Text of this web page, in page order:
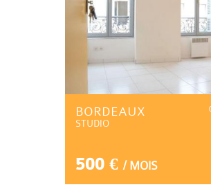
BORDEAUX
STUDIO
500 €/ MOIS